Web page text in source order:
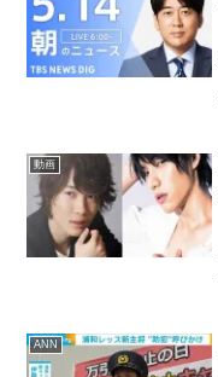
動画
ANN